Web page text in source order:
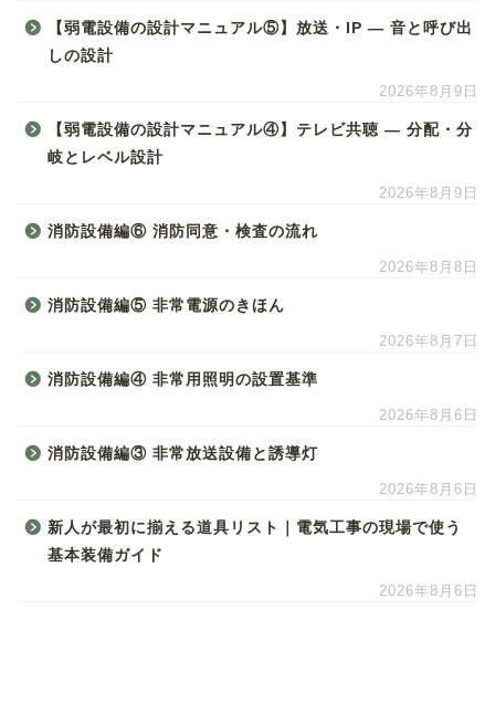
【弱電設備の設計マニュアル⑤】放送・IP ― 音と呼び出
しの設計
2026年8月9日
【弱電設備の設計マニュアル④】テレビ共聴 ― 分配・分
岐とレベル設計
2026年8月9日
消防設備編⑥ 消防同意・検査の流れ
2026年8月8日
消防設備編⑤ 非常電源のきほん
2026年8月7日
消防設備編④ 非常用照明の設置基準
2026年8月6日
消防設備編③ 非常放送設備と誘導灯
2026年8月6日
新人が最初に揃える道具リスト｜電気工事の現場で使う
基本装備ガイド
2026年8月6日